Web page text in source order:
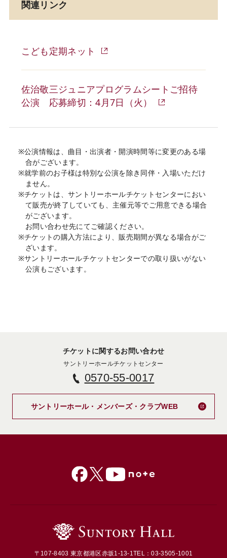
関連リンク
こども定期ネット
佐治敬三ジュニアプログラムシートご招待
公演 応募締切：4月7日（火）
※公演情報は、曲目・出演者・開演時間等に変更のある場
合がございます。
※就学前のお子様は特別な公演を除き同伴・入場いただけ
ません。
※チケットは、サントリーホールチケットセンターにおい
て販売が終了していても、主催元等でご用意できる場合
がございます。
お問い合わせ先にてご確認ください。
※チケットの購入方法により、販売期間が異なる場合がご
ざいます。
※サントリーホールチケットセンターでの取り扱いがない
公演もございます。
チケットに関するお問い合わせ
サントリーホールチケットセンター
0570-55-0017
サントリーホール・メンバーズ・クラブWEB
〒107-8403 東京都港区赤坂1-13-1TEL：03-3505-1001